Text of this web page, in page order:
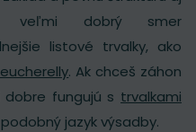
veľmi dobrý smer
listové trvalky, ako
. Ak chceš záhon
fungujú s trvalkami
jazyk výsadby.